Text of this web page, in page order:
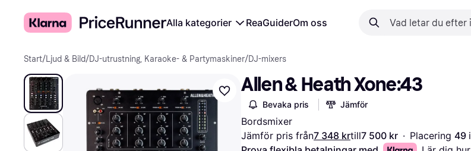
Alla kategorier ReaGuiderOm oss
Start/Ljud & Bild/DJ-utrustning, Karaoke- & Partymaskiner/DJ-mixers
Allen & Heath Xone:43
Bevaka pris Jämför
Bordsmixer
Jämför pris från7 348 krtill7 500 kr · Placering 49 i